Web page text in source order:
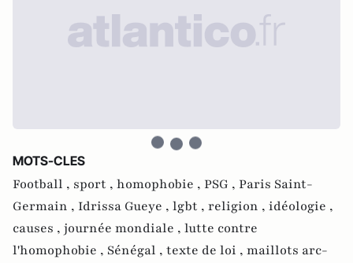
MOTS-CLES
Football , sport , homophobie , PSG , Paris Saint-
Germain , Idrissa Gueye , lgbt , religion , idéologie ,
causes , journée mondiale , lutte contre
l'homophobie , Sénégal , texte de loi , maillots arc-